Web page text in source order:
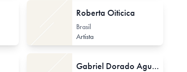
Roberta Oiticica
Brasil
Artista
Gabriel Dorado Aguila